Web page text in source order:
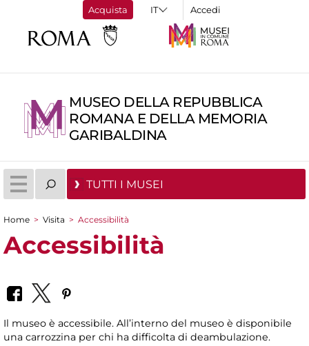
Acquista Accedi
MUSEO DELLA REPUBBLICA
ROMANA E DELLA MEMORIA
GARIBALDINA
TUTTI I MUSEI
Tu sei qui
Home > Visita > Accessibilità
Accessibilità
Il museo è accessibile. All’interno del museo è disponibile
una carrozzina per chi ha difficolta di deambulazione.